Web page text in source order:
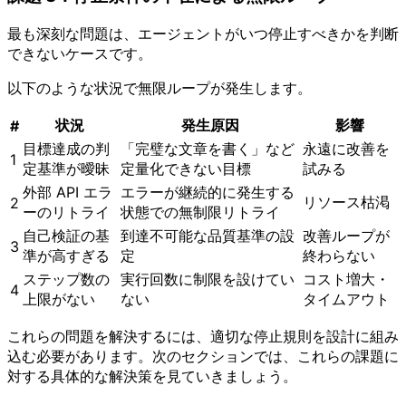
最も深刻な問題は、エージェントがいつ停止すべきかを判断
できないケースです。
以下のような状況で無限ループが発生します。
# 状況 発生原因
影響
1
目標達成の判
定基準が曖昧
「完璧な文章を書く」など
定量化できない目標
永遠に改善を
試みる
2
外部 API エラ
ーのリトライ
エラーが継続的に発生する
状態での無制限リトライ
リソース枯渇
3
自己検証の基
準が高すぎる
到達不可能な品質基準の設
定
改善ループが
終わらない
4
ステップ数の
上限がない
実行回数に制限を設けてい
ない
コスト増大・
タイムアウト
これらの問題を解決するには、適切な停止規則を設計に組み
込む必要があります。次のセクションでは、これらの課題に
対する具体的な解決策を見ていきましょう。